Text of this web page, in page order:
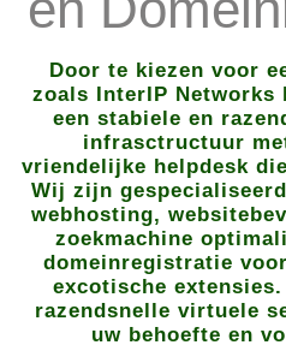
Door te kiezen voor
zoals InterIP Networks
een stabiele en
infrasctructuur
vriendelijke helpdesk
Wij zijn
webhosting,
zoekmachine
domeinregistratie
excotische
razendsnelle virtuele
uw behoefte en